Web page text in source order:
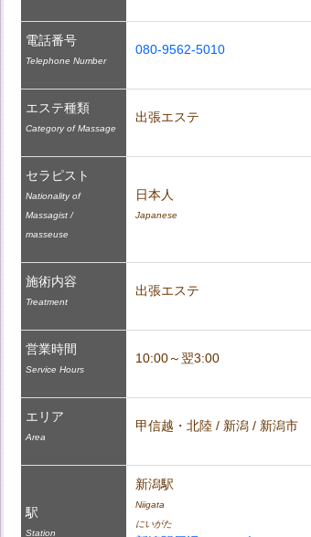
電話番号
Telephone Number
080-9562-5010
エステ種類
Category of Massage
出張エステ
セラピスト
Nationality of
Massagist /
masseuse
日本人
Japanese
施術内容
Treatment
出張エステ
営業時間
Service Hours
10:00～翌3:00
エリア
Area
甲信越・北陸 / 新潟 / 新潟市
駅
Station
新潟駅
Niigata
にいがた